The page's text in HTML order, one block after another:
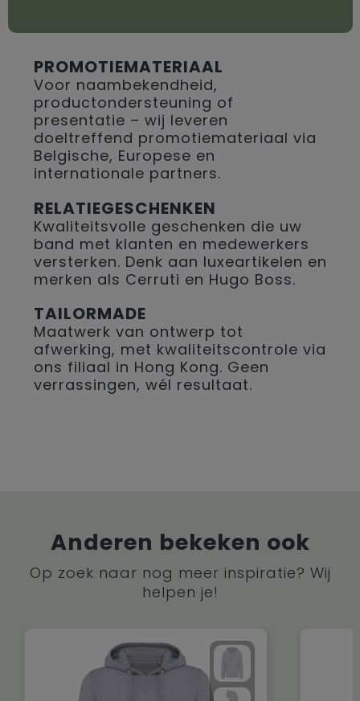
PROMOTIEMATERIAAL
Voor naambekendheid,
productondersteuning of
presentatie – wij leveren
doeltreffend promotiemateriaal via
Belgische, Europese en
internationale partners.
RELATIEGESCHENKEN
Kwaliteitsvolle geschenken die uw
band met klanten en medewerkers
versterken. Denk aan luxeartikelen en
merken als Cerruti en Hugo Boss.
TAILORMADE
Maatwerk van ontwerp tot
afwerking, met kwaliteitscontrole via
ons filiaal in Hong Kong. Geen
verrassingen, wél resultaat.
Anderen bekeken ook
Op zoek naar nog meer inspiratie? Wij
helpen je!